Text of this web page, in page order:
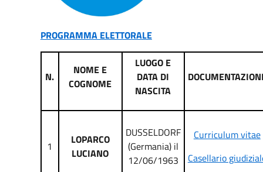
PROGRAMMA ELETTORALE
N.
NOME E
COGNOME
LUOGO E
DATA DI
NASCITA
1
LOPARCO
LUCIANO
DUSSELDORF
(Germania) il
12/06/1963
Curriculum vitae
Casellario